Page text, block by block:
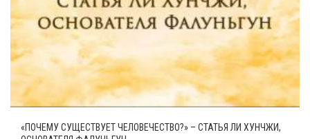
«ПОЧЕМУ СУЩЕСТВУЕТ ЧЕЛОВЕЧЕСТВО?» – СТАТЬЯ ЛИ ХУНЧЖИ,